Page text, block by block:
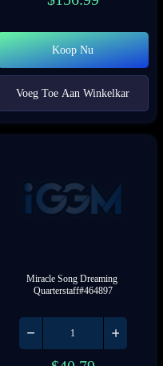
Koop Nu
Voeg Toe Aan Winkelkar
Miracle Song Dreaming
Quarterstaff#464897